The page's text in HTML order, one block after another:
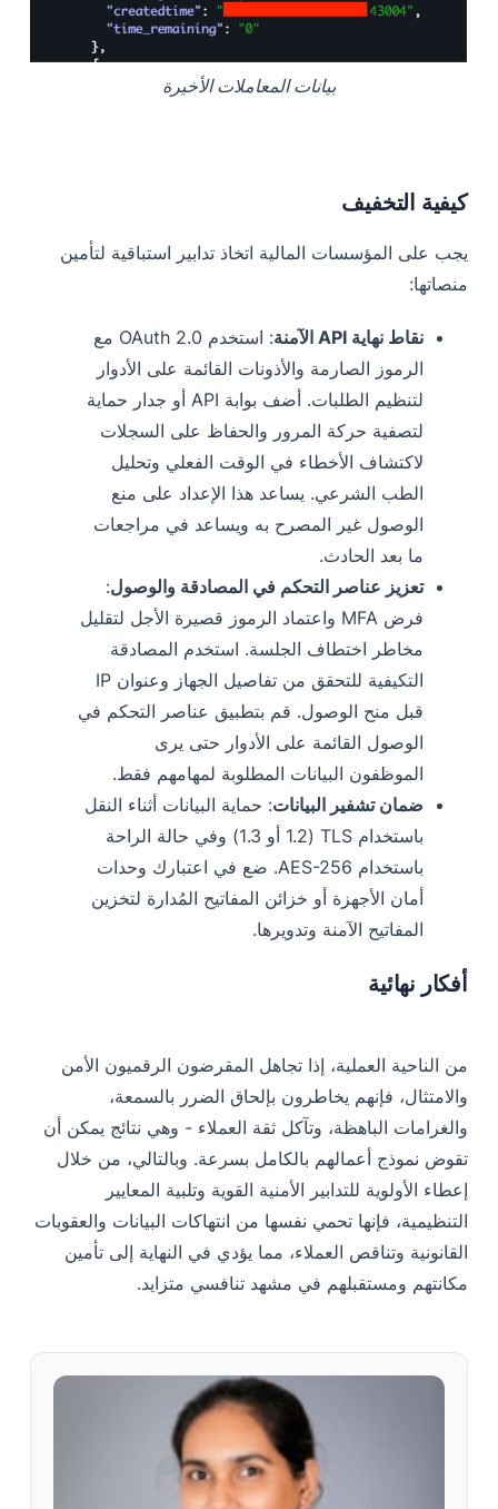
بيانات المعاملات الأخيرة
كيفية التخفيف
يجب على المؤسسات المالية اتخاذ تدابير استباقية لتأمين
منصاتها:
نقاط نهاية API الآمنة
: استخدم OAuth 2.0 مع
الرموز الصارمة والأذونات القائمة على الأدوار
لتنظيم الطلبات. أضف بوابة API أو جدار حماية
لتصفية حركة المرور والحفاظ على السجلات
لاكتشاف الأخطاء في الوقت الفعلي وتحليل
الطب الشرعي. يساعد هذا الإعداد على منع
الوصول غير المصرح به ويساعد في مراجعات
ما بعد الحادث.
تعزيز عناصر التحكم في المصادقة والوصول:
فرض MFA واعتماد الرموز قصيرة الأجل لتقليل
مخاطر اختطاف الجلسة. استخدم المصادقة
التكيفية للتحقق من تفاصيل الجهاز وعنوان IP
قبل منح الوصول. قم بتطبيق عناصر التحكم في
الوصول القائمة على الأدوار حتى يرى
الموظفون البيانات المطلوبة لمهامهم فقط.
ضمان تشفير البيانات: حماية البيانات أثناء النقل
باستخدام TLS (1.2 أو 1.3) وفي حالة الراحة
باستخدام AES-256. ضع في اعتبارك وحدات
أمان الأجهزة أو خزائن المفاتيح المُدارة لتخزين
المفاتيح الآمنة وتدويرها.
أفكار نهائية
من الناحية العملية، إذا تجاهل المقرضون الرقميون الأمن
والامتثال، فإنهم يخاطرون بإلحاق الضرر بالسمعة،
والغرامات الباهظة، وتآكل ثقة العملاء - وهي نتائج يمكن أن
تقوض نموذج أعمالهم بالكامل بسرعة. وبالتالي، من خلال
إعطاء الأولوية للتدابير الأمنية القوية وتلبية المعايير
التنظيمية، فإنها تحمي نفسها من انتهاكات البيانات والعقوبات
القانونية وتناقص العملاء، مما يؤدي في النهاية إلى تأمين
مكانتهم ومستقبلهم في مشهد تنافسي متزايد.